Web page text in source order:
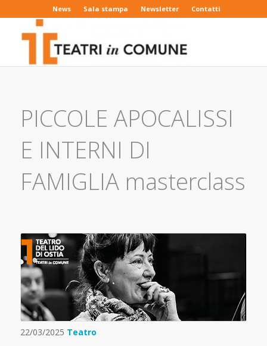
News Sala stampa Newsletter Contatti
PICCOLE APOCALISSI
E INTERNI DI
FAMIGLIA masterclass
22/03/2025 Teatro